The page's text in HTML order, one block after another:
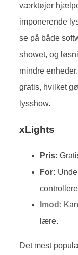
værktøjer
imponerende
se på både
showet, og
mindre
gratis, hvilket
lysshow.
xLights
Pris:
For:
Imod:
lære.
Det mest